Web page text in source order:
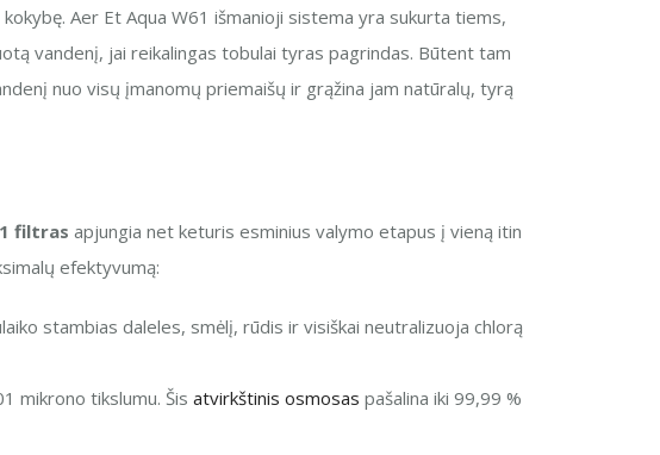
Aer Et Aqua W61 išmanioji sistema yra sukurta tiems,
vandenį, jai reikalingas tobulai tyras pagrindas. Būtent tam
nuo visų įmanomų priemaišų ir grąžina jam natūralų, tyrą
filtras apjungia net keturis esminius valymo etapus į vieną itin
efektyvumą:
stambias daleles, smėlį, rūdis ir visiškai neutralizuoja chlorą
mikrono tikslumu. Šis atvirkštinis osmosas pašalina iki 99,99 %